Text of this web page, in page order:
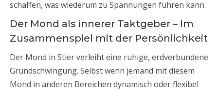
schaffen, was wiederum zu Spannungen führen kann.
Der Mond als innerer Taktgeber – Im
Zusammenspiel mit der Persönlichkeit
Der Mond in Stier verleiht eine ruhige, erdverbundene
Grundschwingung. Selbst wenn jemand mit diesem
Mond in anderen Bereichen dynamisch oder flexibel